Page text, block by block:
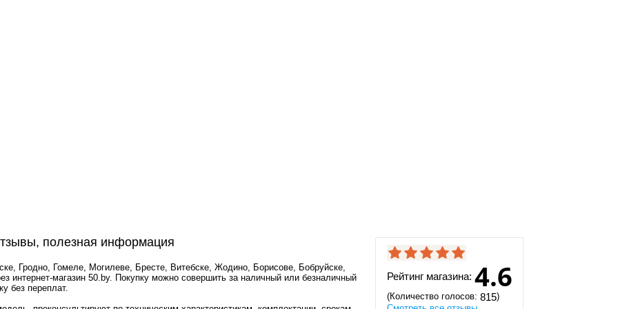
полезная информация
Гродно, Гомеле, Могилеве, Бресте, Витебске, Жодино, Борисове, Бобруйске,
интернет-магазин 50.by. Покупку можно совершить за наличный или безналичный
без переплат.
Рейтинг магазина: 4.6
(Количество голосов: 815)